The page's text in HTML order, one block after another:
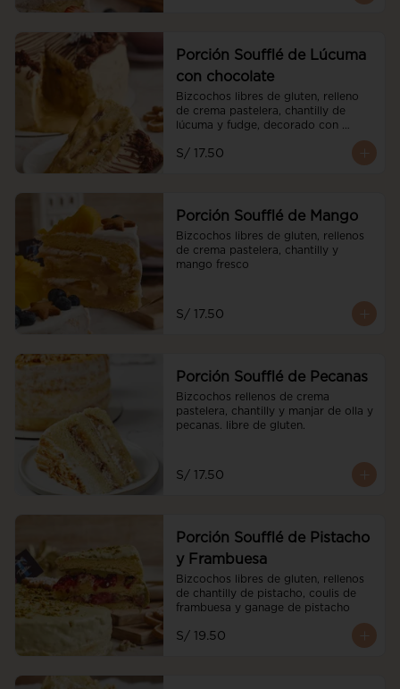
Porción Soufflé de Lúcuma
con chocolate
Bizcochos libres de gluten, relleno
de crema pastelera, chantilly de
lúcuma y fudge, decorado con
S/ 17.50
Porción Soufflé de Mango
Bizcochos libres de gluten, rellenos
de crema pastelera, chantilly y
mango fresco
S/ 17.50
Porción Soufflé de Pecanas
Bizcochos rellenos de crema
pastelera, chantilly y manjar de olla y
pecanas. libre de gluten.
S/ 17.50
Porción Soufflé de Pistacho
y Frambuesa
Bizcochos libres de gluten, rellenos
de chantilly de pistacho, coulis de
frambuesa y ganage de pistacho
S/ 19.50